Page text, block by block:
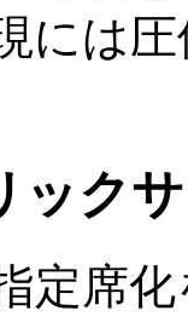
には
ク
定席